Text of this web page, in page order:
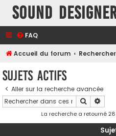
Sound
FAQ
Accueil du forum Rechercher
Sujets actifs
Aller sur la recherche avancée
La recherche a retourné